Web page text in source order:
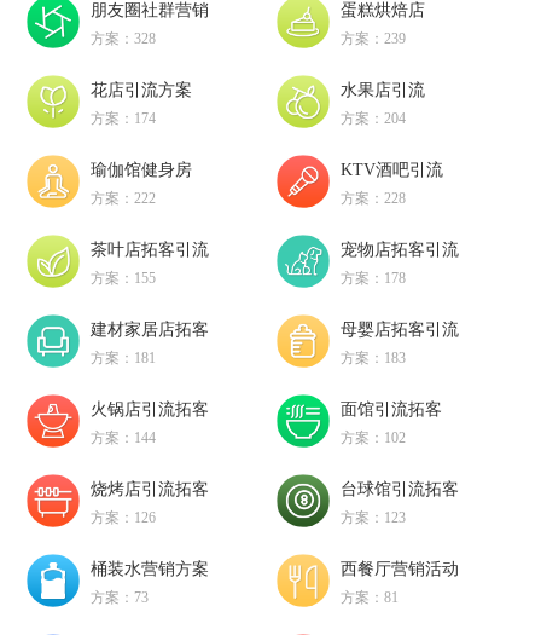
朋友圈社群营销
方案：328
蛋糕烘焙店
方案：239
花店引流方案
方案：174
水果店引流
方案：204
瑜伽馆健身房
方案：222
KTV酒吧引流
方案：228
茶叶店拓客引流
方案：155
宠物店拓客引流
方案：178
建材家居店拓客
方案：181
母婴店拓客引流
方案：183
火锅店引流拓客
方案：144
面馆引流拓客
方案：102
烧烤店引流拓客
方案：126
台球馆引流拓客
方案：123
桶装水营销方案
方案：73
西餐厅营销活动
方案：81